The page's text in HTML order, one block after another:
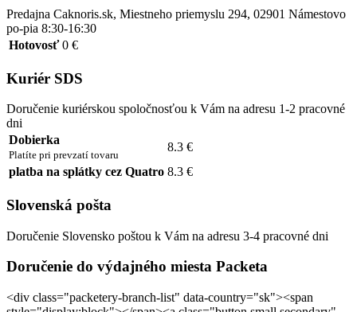
Predajna Caknoris.sk, Miestneho priemyslu 294, 02901 Námestovo
po-pia 8:30-16:30
Hotovosť 0 €
Kuriér SDS
Doručenie kuriérskou spoločnosťou k Vám na adresu 1-2 pracovné
dni
Dobierka
Platíte pri prevzatí tovaru
8.3 €
platba na splátky cez Quatro 8.3 €
Slovenská pošta
Doručenie Slovensko poštou k Vám na adresu 3-4 pracovné dni
Doručenie do výdajného miesta Packeta
<div class="packetery-branch-list" data-country="sk"><span